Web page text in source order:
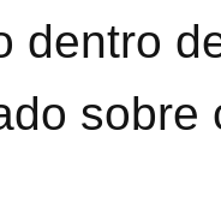
dentro